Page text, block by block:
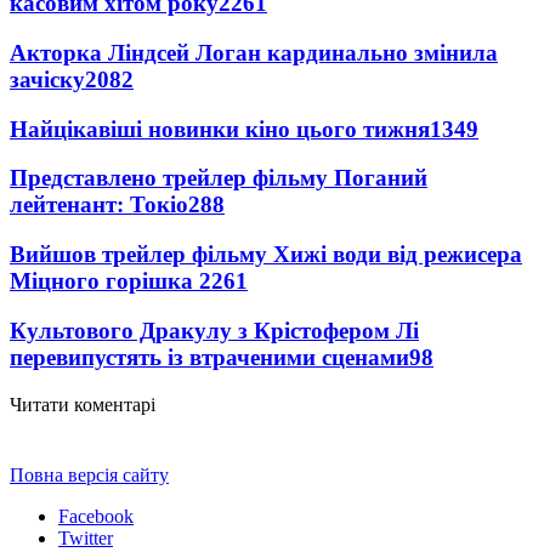
Акторка Ліндсей Логан кардинально змінила
зачіску2082
Найцікавіші новинки кіно цього тижня1349
Представлено трейлер фільму Поганий
лейтенант: Токіо288
Вийшов трейлер фільму Хижі води від режисера
Міцного горішка 2261
Культового Дракулу з Крістофером Лі
перевипустять із втраченими сценами98
Читати коментарі
Повна версія сайту
Facebook
Twitter